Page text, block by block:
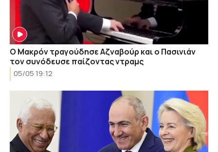
Ο Μακρόν τραγούδησε Αζναβούρ και ο Πασινιάν
τον συνόδευσε παίζοντας ντραμς
05/05 19:12